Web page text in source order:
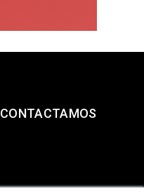
CONTACTAMOS